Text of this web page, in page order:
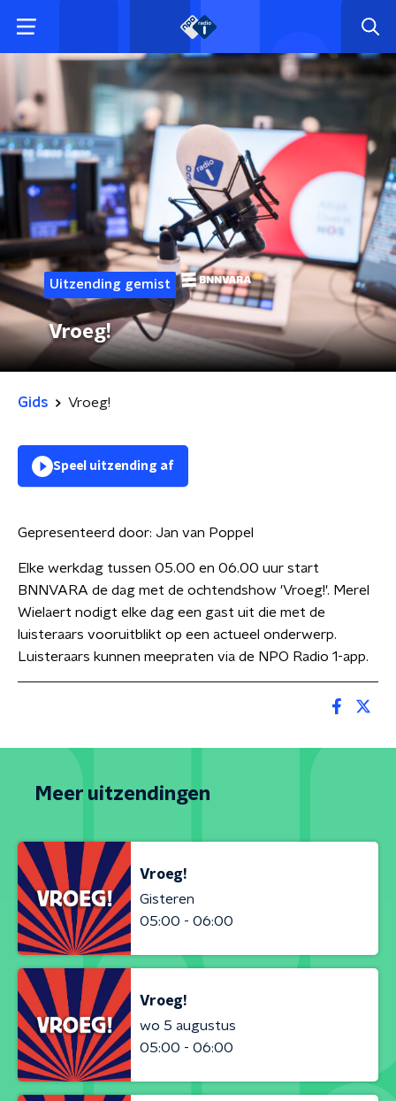
Uitzending gemist
Vroeg!
Gids Vroeg!
Speel uitzending af
Gepresenteerd door: Jan van Poppel
Elke werkdag tussen 05.00 en 06.00 uur start
BNNVARA de dag met de ochtendshow 'Vroeg!'. Merel
Wielaert nodigt elke dag een gast uit die met de
luisteraars vooruitblikt op een actueel onderwerp.
Luisteraars kunnen meepraten via de NPO Radio 1-app.
Meer uitzendingen
Vroeg!
Gisteren
05:00 - 06:00
Vroeg!
wo 5 augustus
05:00 - 06:00